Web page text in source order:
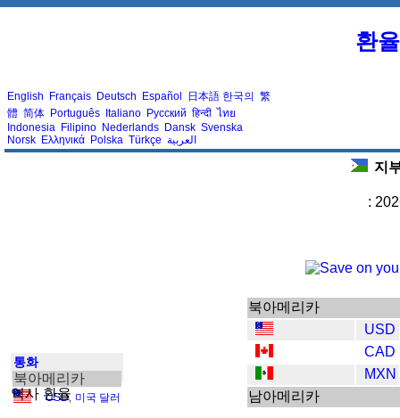
환
English Français Deutsch Español 日本語 한국의 繁
體 简体 Português Italiano Русский हिन्दी ไทย
Indonesia Filipino Nederlands Dansk Svenska
Norsk Ελληνικά Polska Türkçe العربية
통화
북아메리카
USD, 미국 달러
역사 환율
지
:
북아메리카
USD
CAD
MXN
남아메리카